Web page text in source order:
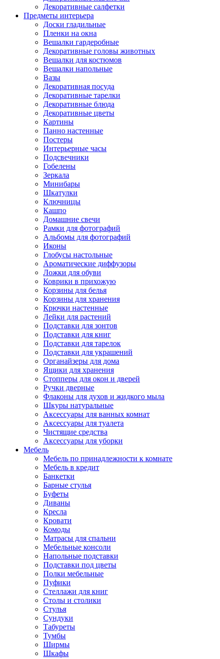
Декоративные салфетки
Предметы интерьера
Доски гладильные
Пленки на окна
Вешалки гардеробные
Декоративные головы животных
Вешалки для костюмов
Вешалки напольные
Вазы
Декоративная посуда
Декоративные тарелки
Декоративные блюда
Декоративные цветы
Картины
Панно настенные
Постеры
Интерьерные часы
Подсвечники
Гобелены
Зеркала
Минибары
Шкатулки
Ключницы
Кашпо
Домашние свечи
Рамки для фотографий
Альбомы для фотографий
Иконы
Глобусы настольные
Ароматические диффузоры
Ложки для обуви
Коврики в прихожую
Корзины для белья
Корзины для хранения
Крючки настенные
Лейки для растений
Подставки для зонтов
Подставки для книг
Подставки для тарелок
Подставки для украшений
Органайзеры для дома
Ящики для хранения
Стопперы для окон и дверей
Ручки дверные
Флаконы для духов и жидкого мыла
Шкуры натуральные
Аксессуары для ванных комнат
Аксессуары для туалета
Чистящие средства
Аксессуары для уборки
Мебель
Мебель по принадлежности к комнате
Мебель в кредит
Банкетки
Барные стулья
Буфеты
Диваны
Кресла
Кровати
Комоды
Матрасы для спальни
Мебельные консоли
Напольные подставки
Подставки под цветы
Полки мебельные
Пуфики
Стеллажи для книг
Столы и столики
Стулья
Сундуки
Табуреты
Тумбы
Ширмы
Шкафы